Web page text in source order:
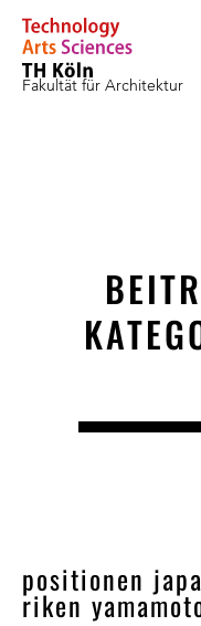
Fakultät für Architektur
positionen
riken